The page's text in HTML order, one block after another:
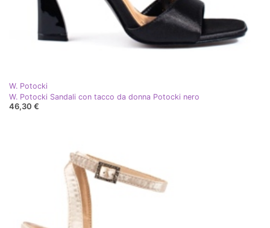
W. Potocki
W. Potocki Sandali con tacco da donna Potocki nero
46,30 €